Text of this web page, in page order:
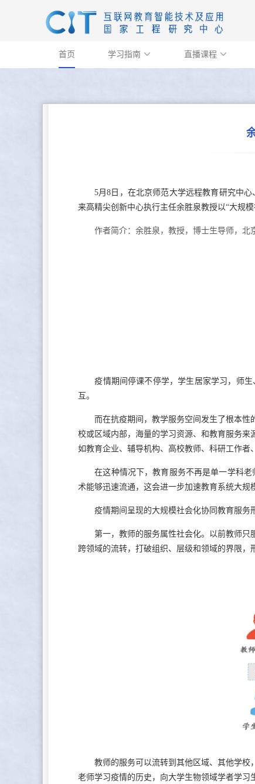
首页 学习指南  直播课程 
5月8日，在北京师范大学远程教育研究中
来高精尖创新中心执行主任余胜泉教授以“大规
作者简介：余胜泉， 教授，博士生导师，北
疫情期间停课不停学，学生居家学习，师生
互。
而在抗疫期间，教学服务空间发生了根本性
校或区域内部，海量的学习资源、和教育服务
如教育企业、辅导机构、高校教师、科研工作者
在这种情况下，教育服务不再是单一学科老
术能够迅速流通，这会进一步加速教育系统大规
疫情期间呈现的大规模社会化协同教育服务
第一，教师的服务属性社会化。以前教师只服
跨领域的流转，打破组织、层级和领域的界限，
教师的服务可以流转到其他区域、其他学校，
老师学习疫情的历史，向大学生物领域学者学习